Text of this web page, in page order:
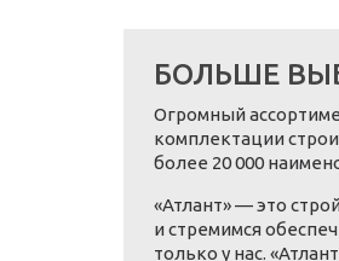
БОЛЬШЕ
Огромный
комплектации
более 20 000
«Атлант» — это
и стремимся
только у нас.